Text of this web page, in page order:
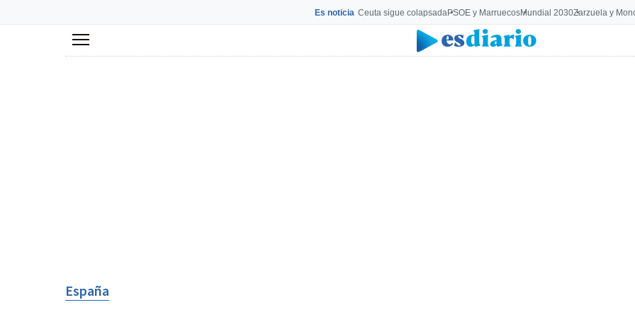
Es noticia Ceuta sigue colapsadaPSOE y MarruecosMundial 2030Zarzuela y
Menú
España